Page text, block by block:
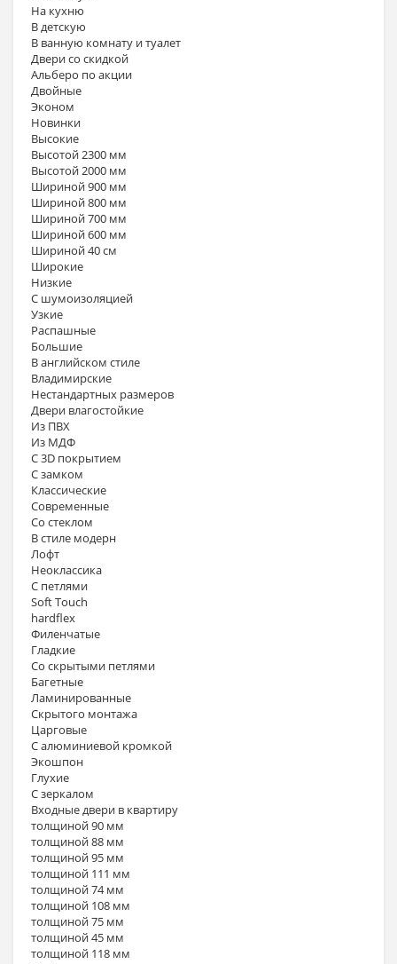
На кухню
В детскую
В ванную комнату и туалет
Двери со скидкой
Альберо по акции
Двойные
Эконом
Новинки
Высокие
Высотой 2300 мм
Высотой 2000 мм
Шириной 900 мм
Шириной 800 мм
Шириной 700 мм
Шириной 600 мм
Шириной 40 см
Широкие
Низкие
С шумоизоляцией
Узкие
Распашные
Большие
В английском стиле
Владимирские
Нестандартных размеров
Двери влагостойкие
Из ПВХ
Из МДФ
С 3D покрытием
С замком
Классические
Современные
Со стеклом
В стиле модерн
Лофт
Неоклассика
С петлями
Soft Touch
hardflex
Филенчатые
Гладкие
Со скрытыми петлями
Багетные
Ламинированные
Скрытого монтажа
Царговые
С алюминиевой кромкой
Экошпон
Глухие
С зеркалом
Входные двери в квартиру
толщиной 90 мм
толщиной 88 мм
толщиной 95 мм
толщиной 111 мм
толщиной 74 мм
толщиной 108 мм
толщиной 75 мм
толщиной 45 мм
толщиной 118 мм